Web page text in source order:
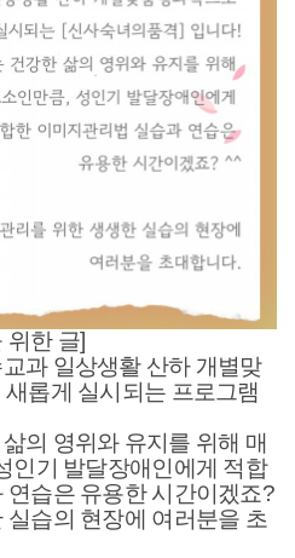
위한 글]
과 일상생활 산하 개별맞
롭게 실시되는 프로그램
의 영위와 유지를 위해 매
인기 발달장애인에게 적합
습은 유용한 시간이겠죠?
습의 현장에 여러분을 초